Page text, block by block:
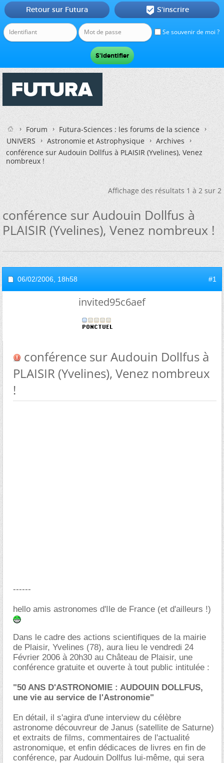
Se souvenir de moi ?
Retour sur Futura  S'inscrire
Forum
Futura-Sciences : les forums de la science
UNIVERS
Astronomie et Astrophysique
Archives
conférence sur Audouin Dollfus à PLAISIR (Yvelines), Venez
nombreux !
Affichage des résultats 1 à 2 sur 2
conférence sur Audouin Dollfus à
PLAISIR (Yvelines), Venez nombreux !
06/02/2006, 18h58 #1
invited95c6aef
conférence sur Audouin Dollfus à
PLAISIR (Yvelines), Venez nombreux
!
------
hello amis astronomes d'Ile de France (et d'ailleurs !)
Dans le cadre des actions scientifiques de la mairie
de Plaisir, Yvelines (78), aura lieu le vendredi 24
Février 2006 à 20h30 au Château de Plaisir, une
conférence gratuite et ouverte à tout public intitulée :
"50 ANS D'ASTRONOMIE : AUDOUIN DOLLFUS,
une vie au service de l'Astronomie"
En détail, il s'agira d'une interview du célèbre
astronome découvreur de Janus (satellite de Saturne)
et extraits de films, commentaires de l'actualité
astronomique, et enfin dédicaces de livres en fin de
conférence, par Audouin Dollfus lui-même, qui sera